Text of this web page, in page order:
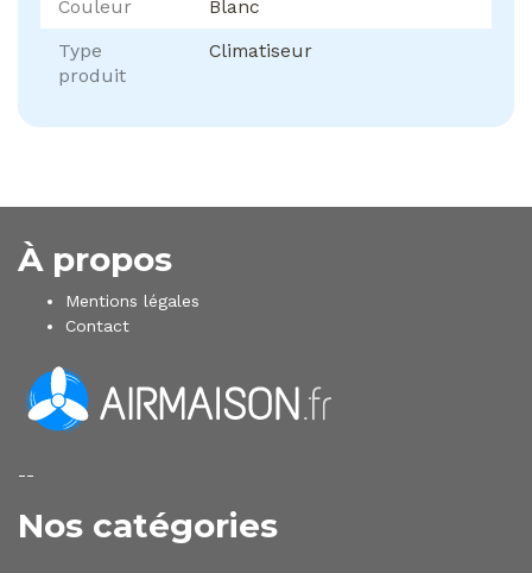
Couleur
Blanc
Type
produit
Climatiseur
À propos
Mentions légales
Contact
--
Nos catégories